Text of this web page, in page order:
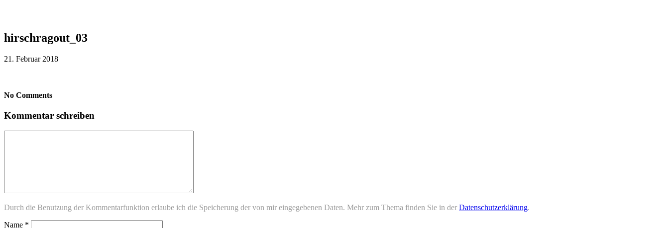
hirschragout_03
21. Februar 2018
No Comments
Kommentar schreiben
Durch die Benutzung der Kommentarfunktion erlaube ich die Speicherung der von mir eingegebenen Daten. Mehr zum Thema finden Sie in der Datenschutzerklärung.
Name *